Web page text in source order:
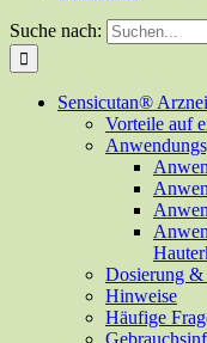
Suche nach:
Sensicutan®
Vorteile auf
Dosierung &
Hinweise
Häufige